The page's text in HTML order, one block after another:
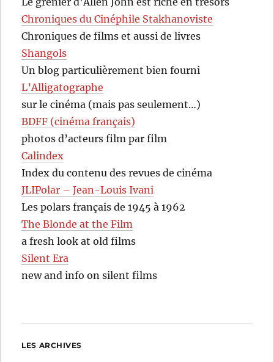
Chroniques du Cinéphile Stakhanoviste
Chroniques de films et aussi de livres
Shangols
Un blog particulièrement bien fourni
L’Alligatographe
sur le cinéma (mais pas seulement…)
BDFF (cinéma français)
photos d’acteurs film par film
Calindex
Index du contenu des revues de cinéma
JLIPolar – Jean-Louis Ivani
Les polars français de 1945 à 1962
The Blonde at the Film
a fresh look at old films
Silent Era
new and info on silent films
LES ARCHIVES